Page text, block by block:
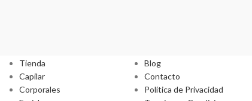
Tienda
Capilar
Corporales
Blog
Contacto
Política de Privacidad